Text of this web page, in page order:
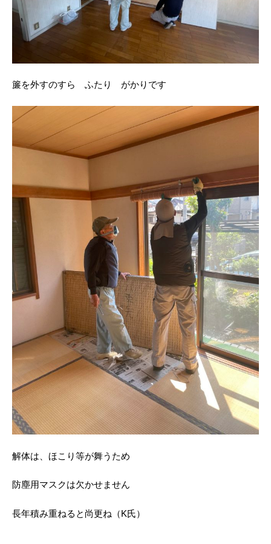
簾を外すのすら ふたり がかりです
解体は、ほこり等が舞うため
防塵用マスクは欠かせません
長年積み重ねると尚更ね（K氏）